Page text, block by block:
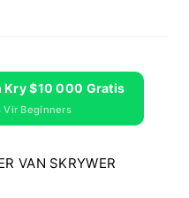
Kry $10 000 Gratis
Vir Beginners
VAN SKRYWER